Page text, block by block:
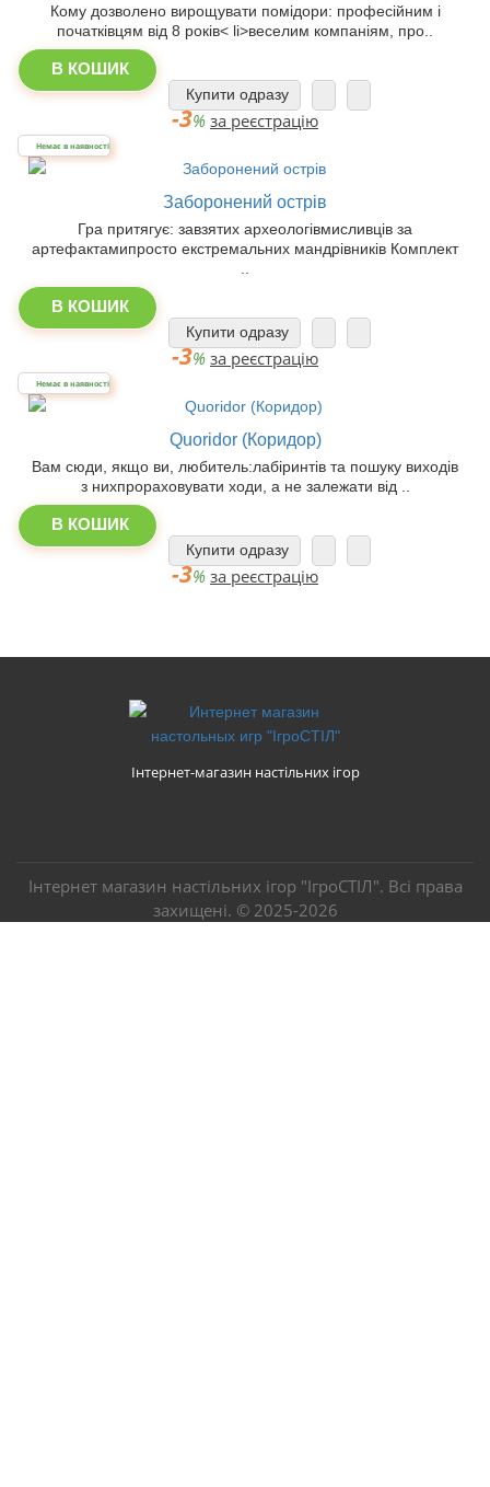
Кому дозволено вирощувати помідори: професійним і
початківцям від 8 років< li>веселим компаніям, про..
В КОШИК
Купити одразу
-3% за реєстрацію
Немає в наявності
Заборонений острів
Гра притягує: завзятих археологівмисливців за
артефактамипросто екстремальних мандрівників Комплект
В КОШИК
Купити одразу
-3% за реєстрацію
Немає в наявності
Quoridor (Коридор)
Вам сюди, якщо ви, любитель:лабіринтів та пошуку виходів
з ниxпрораховувати ходи, а не залежати від ..
В КОШИК
Купити одразу
-3% за реєстрацію
Інтернет-магазин настільних ігор
Інтернет магазин настільних ігор "ІгроСТІЛ". Всі права
захищені. © 2025-2026